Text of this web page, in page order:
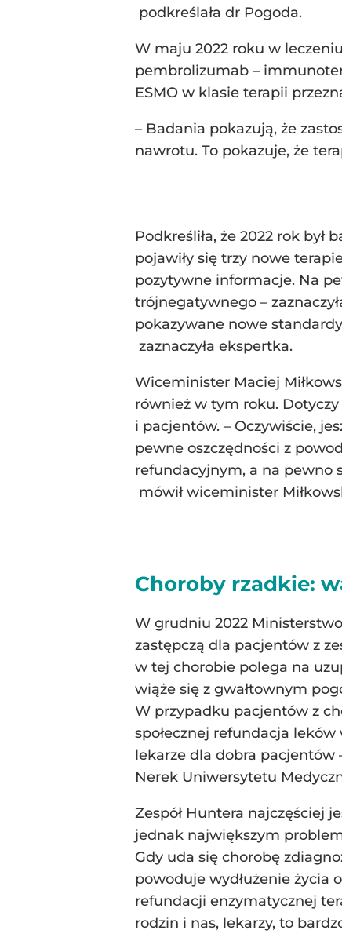
podkreślała dr Pogoda.
W maju 2022 roku w
pembrolizumab –
ESMO w klasie terapii
– Badania pokazują, że
nawrotu. To pokazuje, że
Podkreśliła, że 2022 rok
pojawiły się trzy nowe
pozytywne informacje. Na
trójnegatywnego –
pokazywane nowe
zaznaczyła ekspertka.
Wiceminister Maciej
również w tym roku.
i pacjentów. – Oczywiście,
pewne oszczędności z
refundacyjnym, a na pewno
mówił wiceminister
Choroby rzadkie:
W grudniu 2022
zastępczą dla pacjentów z
w tej chorobie polega na
wiąże się z gwałtownym
W przypadku pacjentów z
społecznej refundacja
lekarze dla dobra pacjentów
Nerek Uniwersytetu
Zespół Huntera najczęściej
jednak największym
Gdy uda się chorobę
powoduje wydłużenie życia
refundacji enzymatycznej
rodzin i nas, lekarzy, to